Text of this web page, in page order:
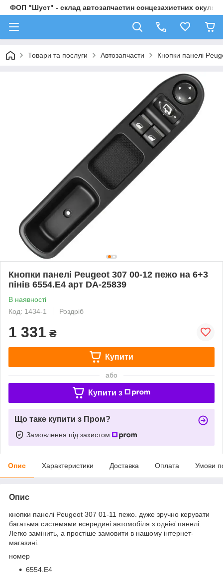
ФОП "Шуст" - склад автозапчастин сонцезахистних
Товари та послуги Автозапчасти Кнопки панелі
Кнопки панелі Peugeot 307 00-12 пежо на 6+3
пінів 6554.E4 арт DA-25839
В наявності
Код: 1434-1
Роздріб
1 331 ₴
Купити
або
Купити з
Що таке купити з Пром?
Замовлення під захистом
Опис Характеристики Доставка Оплата Умови
Опис
кнопки панелі Peugeot 307 01-11 пежо. дуже зручно керувати
багатьма системами всередині автомобіля з однієї панелі.
Легко замінить, а простіше замовити в нашому інтернет-
магазині.
номер
6554.E4